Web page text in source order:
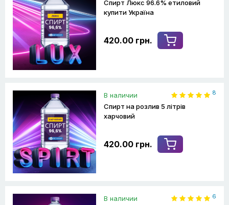
Спирт Люкс 96.6% етиловий
купити Україна
420.00 грн.
В наличии 8
Спирт на розлив 5 літрів
харчовий
420.00 грн.
В наличии 6